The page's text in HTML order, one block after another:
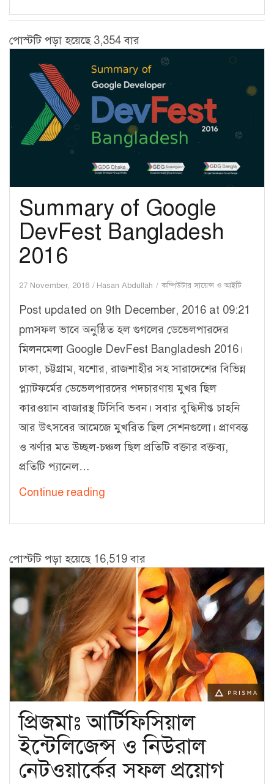
পোস্টটি পড়া হয়েছে 3,354 বার
Summary of Google
DevFest Bangladesh
2016
27 November, 2016 Hasan Abdullah কম্পিউটার সায়েন্স ও আইটি
Post updated on 9th December, 2016 at 09:21
pmসফল ভাবে অনুষ্ঠিত হল গুগলের ডেভেলপারদের
মিলনমেলা Google DevFest Bangladesh 2016।
ঢাকা, চট্টগ্রাম, যশোর, রাজশাহীর সহ সারাদেশের বিভিন্ন
প্ল্যাটফর্মের ডেভেলপারদের পদচারণায় মুখর ছিল
কারওয়ান বাজারস্থ টিসিবি ভবন। সবার বুদ্ধিদীপ্ত চাহনি
আর উৎসবের আমেজে মুখরিত ছিল সেশনগুলো। প্রাণবন্ত
ও ঝর্ণার মত উচ্ছল-চঞ্চল ছিল প্রতিটি বক্তার বক্তব্য,
প্রতিটি প্যানেল…
Continue reading
DevFest
Bangladesh
2016
পোস্টটি পড়া হয়েছে 16,519 বার
প্রিজমাঃ আর্টিফিসিয়াল
ইন্টেলিজেন্স ও নিউরাল
নেটওয়ার্কের সফল প্রয়োগ